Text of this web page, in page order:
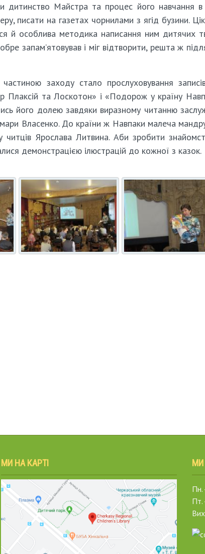
дитинство Майстра та процес його навчання в
писати на газетах чорнилами з ягід бузини.
й особлива методика написання ним дитячих
запам’ятовував і міг відтворити, решта ж
заходу стало прослуховування
Плаксій та Лоскотон» і «Подорож у країну
його долею завдяки виразному читанню
Власенко. До країни ж Навпаки малеча
читців Ярослава Литвина. Аби зробити
демонстрацією ілюстрацій до кожної з казок.
МИ НА КАРТІ
Пн.
Пт.